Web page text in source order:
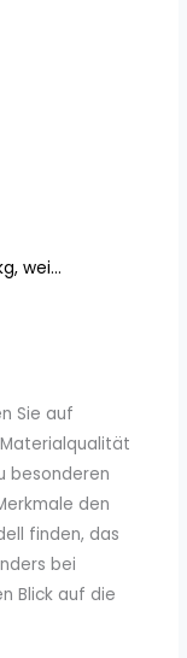
wei...
Sie auf
besonderen
den
finden, das
bei
Blick auf die